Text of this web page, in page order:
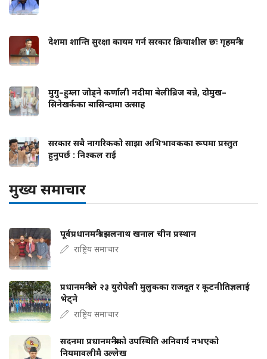
देशमा शान्ति सुरक्षा कायम गर्न सरकार क्रियाशील छः गृहमन्त्री
मुगु–हुम्ला जोड्ने कर्णाली नदीमा बेलीब्रिज बन्ने, दोमुख–
सिनेखर्कका बासिन्दामा उत्साह
सरकार सबै नागरिकको साझा अभिभावकका रूपमा प्रस्तुत
हुनुपर्छ : निश्कल राई
मुख्य समाचार
पूर्वप्रधानमन्त्री झलनाथ खनाल चीन प्रस्थान
राष्ट्रिय समाचार
प्रधानमन्त्रीले २३ युरोपेली मुलुकका राजदूत र कूटनीतिज्ञलाई
भेट्ने
राष्ट्रिय समाचार
सदनमा प्रधानमन्त्रीको उपस्थिति अनिवार्य नभएको
नियमावलीमै उल्लेख